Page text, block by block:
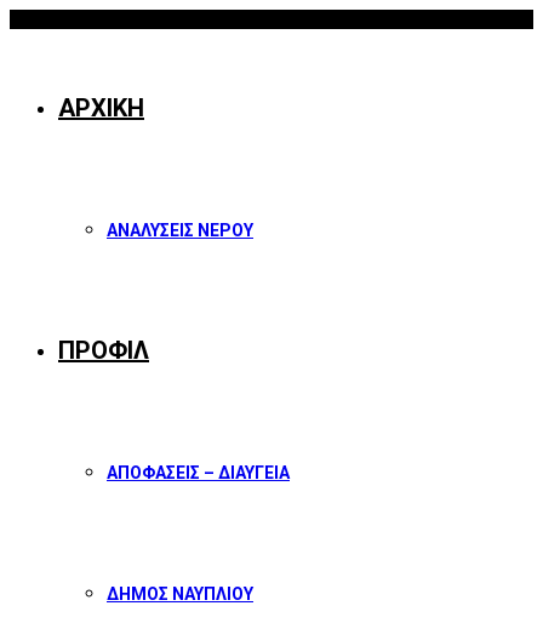
ΑΡΧΙΚΗ
ΑΝΑΛΥΣΕΙΣ ΝΕΡΟΥ
ΠΡΟΦΙΛ
ΑΠΟΦΑΣΕΙΣ – ΔΙΑΥΓΕΙΑ
ΔΗΜΟΣ ΝΑΥΠΛΙΟΥ